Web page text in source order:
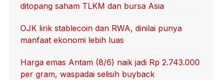
ditopang saham TLKM dan bursa Asia
OJK lirik stablecoin dan RWA, dinilai punya
manfaat ekonomi lebih luas
Harga emas Antam (8/6) naik jadi Rp 2.743.000
per gram, waspadai selisih buyback